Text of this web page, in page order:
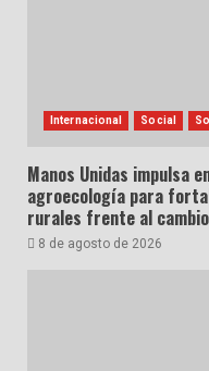
Internacional Social
Manos Unidas impulsa
agroecología para
rurales frente al
8 de agosto de 2026